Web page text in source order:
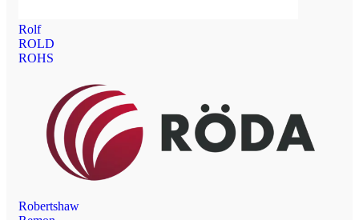
Rolf
ROLD
ROHS
Robertshaw